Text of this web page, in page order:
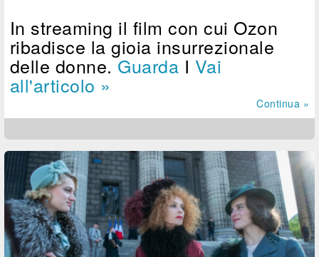
In streaming il film con cui Ozon
ribadisce la gioia insurrezionale
delle donne.Guarda I Vai
all'articolo »
Continua »